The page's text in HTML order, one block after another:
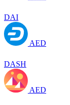
DAI
AED
DASH
AED